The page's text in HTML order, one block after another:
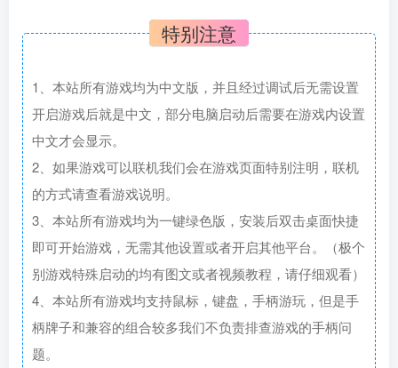
特别注意
1、本站所有游戏均为中文版，并且经过调试后无需设置
开启游戏后就是中文，部分电脑启动后需要在游戏内设置
中文才会显示。
2、如果游戏可以联机我们会在游戏页面特别注明，联机
的方式请查看游戏说明。
3、本站所有游戏均为一键绿色版，安装后双击桌面快捷
即可开始游戏，无需其他设置或者开启其他平台。（极个
别游戏特殊启动的均有图文或者视频教程，请仔细观看）
4、本站所有游戏均支持鼠标，键盘，手柄游玩，但是手
柄牌子和兼容的组合较多我们不负责排查游戏的手柄问
题。